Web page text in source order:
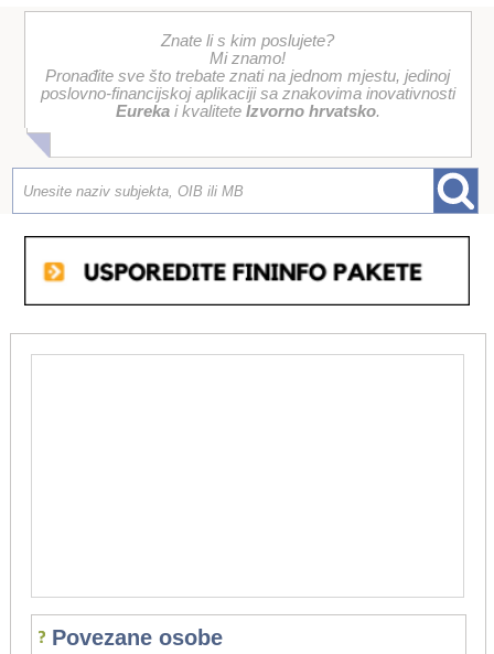
Znate li s kim poslujete?
Mi znamo!
Pronađite sve što trebate znati na jednom mjestu, jedinoj
poslovno-financijskoj aplikaciji sa znakovima inovativnosti
Eurekai kvalitete Izvorno hrvatsko.
Povezane osobe